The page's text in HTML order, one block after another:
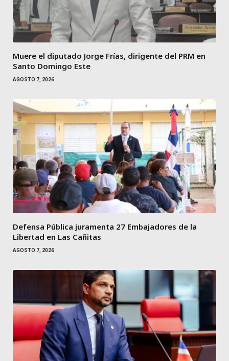
Muere el diputado Jorge Frías, dirigente del PRM en
Santo Domingo Este
AGOSTO 7, 2026
Defensa Pública juramenta 27 Embajadores de la
Libertad en Las Cañitas
AGOSTO 7, 2026